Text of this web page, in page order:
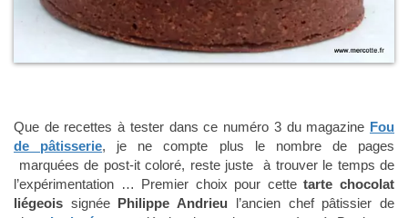
Que de recettes à tester dans ce numéro 3 du magazine Fou
de pâtisserie, je ne compte plus le nombre de pages
marquées de post-it coloré, reste juste à trouver le temps de
l’expérimentation … Premier choix pour cettetarte chocolat
liégeois signée Philippe Andrieu l’ancien chef pâtissier de